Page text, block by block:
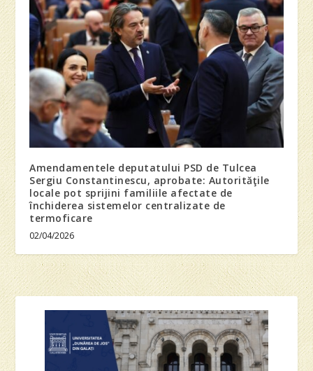
Amendamentele deputatului PSD de Tulcea
Sergiu Constantinescu, aprobate: Autorităţile
locale pot sprijini familiile afectate de
închiderea sistemelor centralizate de
termoficare
02/04/2026